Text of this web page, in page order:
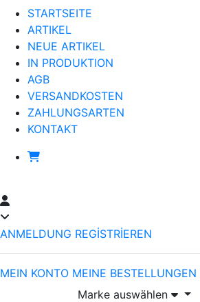
STARTSEITE
ARTIKEL
NEUE ARTIKEL
IN PRODUKTION
AGB
VERSANDKOSTEN
ZAHLUNGSARTEN
KONTAKT
ANMELDUNG REGİSTRİEREN
MEIN KONTO MEINE BESTELLUNGEN
Marke auswählen